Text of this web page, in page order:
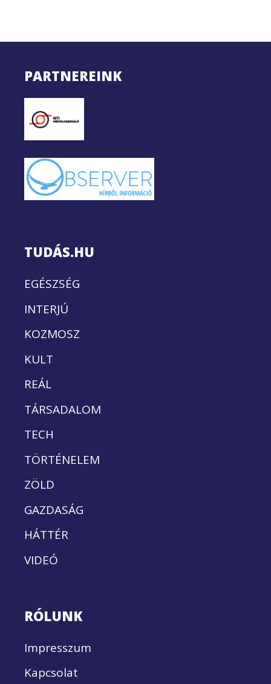
PARTNEREINK
TUDÁS.HU
EGÉSZSÉG
INTERJÚ
KOZMOSZ
KULT
REÁL
TÁRSADALOM
TECH
TÖRTÉNELEM
ZÖLD
GAZDASÁG
HÁTTÉR
VIDEÓ
RÓLUNK
Impresszum
Kapcsolat